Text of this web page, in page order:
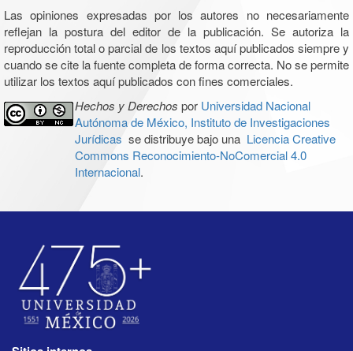
Las opiniones expresadas por los autores no necesariamente
reflejan la postura del editor de la publicación. Se autoriza la
reproducción total o parcial de los textos aquí publicados siempre y
cuando se cite la fuente completa de forma correcta. No se permite
utilizar los textos aquí publicados con fines comerciales.
Hechos y Derechos por Universidad Nacional
Autónoma de México, Instituto de Investigaciones
Jurídicas se distribuye bajo una Licencia Creative
Commons Reconocimiento-NoComercial 4.0
Internacional.